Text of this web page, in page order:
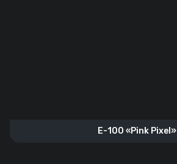
E-100 «Pink Pixel»